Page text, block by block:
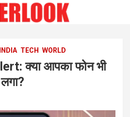
INDIA TECH WORLD
क्या आपका फोन भी